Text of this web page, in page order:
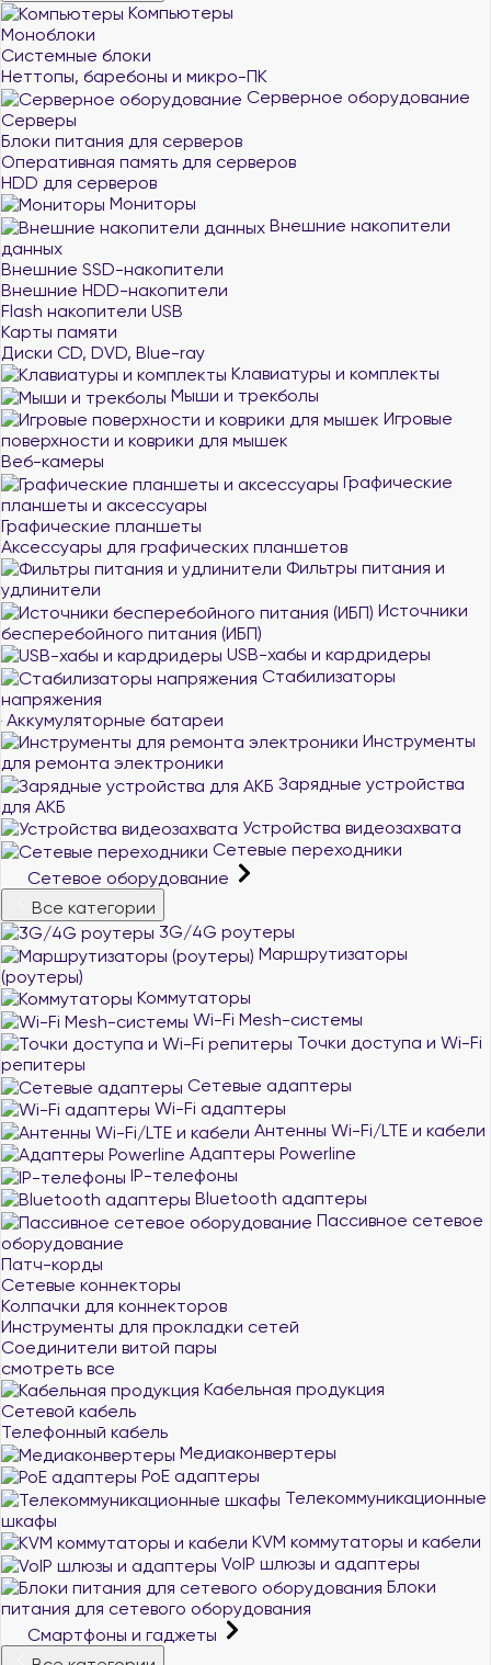
Компьютеры
Моноблоки
Системные блоки
Неттопы, баребоны и микро-ПК
Серверное оборудование
Серверы
Блоки питания для серверов
Оперативная память для серверов
HDD для серверов
Мониторы
Внешние накопители
данных
Внешние SSD-накопители
Внешние HDD-накопители
Flash накопители USB
Карты памяти
Диски CD, DVD, Blue-ray
Клавиатуры и комплекты
Мыши и трекболы
Игровые
поверхности и коврики для мышек
Веб-камеры
Графические
планшеты и аксессуары
Графические планшеты
Аксессуары для графических планшетов
Фильтры питания и
удлинители
Источники
бесперебойного питания (ИБП)
USB-хабы и кардридеры
Стабилизаторы
напряжения
Аккумуляторные батареи
Инструменты
для ремонта электроники
Зарядные устройства
для АКБ
Устройства видеозахвата
Сетевые переходники
Сетевое оборудование
Все категории
3G/4G роутеры
Маршрутизаторы
(роутеры)
Коммутаторы
Wi-Fi Mesh-системы
Точки доступа и Wi-Fi
репитеры
Сетевые адаптеры
Wi-Fi адаптеры
Антенны Wi-Fi/LTE и кабели
Адаптеры Powerline
IP-телефоны
Bluetooth адаптеры
Пассивное сетевое
оборудование
Патч-корды
Сетевые коннекторы
Колпачки для коннекторов
Инструменты для прокладки сетей
Соединители витой пары
смотреть все
Кабельная продукция
Сетевой кабель
Телефонный кабель
Медиаконвертеры
PoE адаптеры
Телекоммуникационные
шкафы
KVM коммутаторы и кабели
VoIP шлюзы и адаптеры
Блоки
питания для сетевого оборудования
Смартфоны и гаджеты